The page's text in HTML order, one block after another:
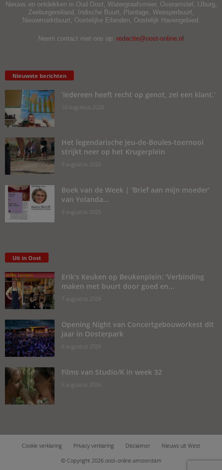
Nieuws en ontdekken in Oud Oost, Watergraafsmeer, Overamstel, IJburg,
Zeeburgereiland, Indische Buurt, Plantage, Weesperbuurt,
Nieuwmarktbuurt, Oostelijke Eilanden, Oostelijk Havengebied.
Neem contact met ons op: redactie@oost-online.nl
Nieuwste berichten
‘Iedereen heeft recht op genot, zei een klant.’
10 augustus 2026
Het legendarische Jeu-de-Boules-toernooi
strijkt neer op het Krugerplein
9 augustus 2026
Boek van de Week | ‘Brief aan mijn moeder’
van Yolanda...
9 augustus 2026
Uit in Oost
Erik’s Keuken op Beukenplein: ‘Verbinding
maken met buurt door goed en...
7 augustus 2026
Opening Night van Concertgebouworkest dit
jaar in Oosterpark
6 augustus 2026
Films van Studio/K in week 32
5 augustus 2026
Cookie verklaring Privacy verklaring Disclaimer
Nieuws uit West
© Copyright 2026 oost-online.amsterdam